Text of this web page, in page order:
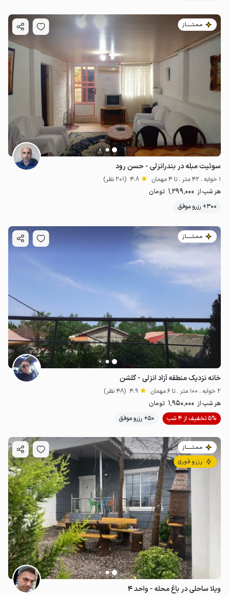
مـمـتــــــاز
سوئیت مبله در بندرانزلی - حسن رود
1 خوابه . 42 متر . تا 4 مهمان 4.8 (201 نظر)
هر شب از 1٬299٬000 تومان
300+ رزرو موفق
مـمـتــــــاز
خانه نزدیک منطقه آزاد انزلی - گلشن
2 خوابه . 100 متر . تا 6 مهمان 4.9 (48 نظر)
هر شب از 1٬950٬000 تومان
5% تخفیف از 4 شب
50+ رزرو موفق
مـمـتــــــاز
رزرو فوری
ویلا ساحلی در باغ محله - واحد ۴